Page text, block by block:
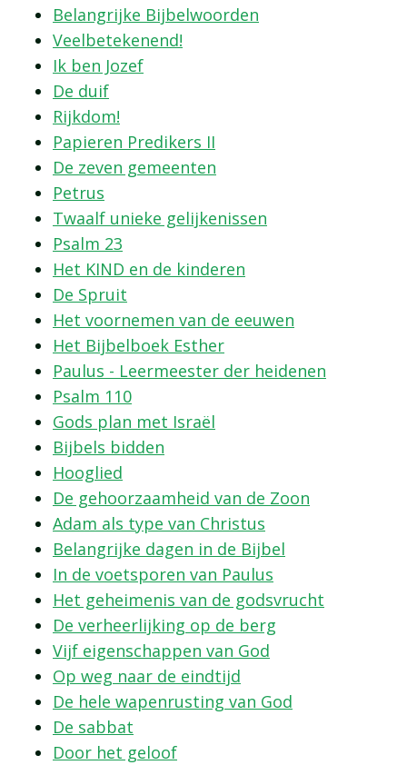
Belangrijke Bijbelwoorden
Veelbetekenend!
Ik ben Jozef
De duif
Rijkdom!
Papieren Predikers II
De zeven gemeenten
Petrus
Twaalf unieke gelijkenissen
Psalm 23
Het KIND en de kinderen
De Spruit
Het voornemen van de eeuwen
Het Bijbelboek Esther
Paulus - Leermeester der heidenen
Psalm 110
Gods plan met Israël
Bijbels bidden
Hooglied
De gehoorzaamheid van de Zoon
Adam als type van Christus
Belangrijke dagen in de Bijbel
In de voetsporen van Paulus
Het geheimenis van de godsvrucht
De verheerlijking op de berg
Vijf eigenschappen van God
Op weg naar de eindtijd
De hele wapenrusting van God
De sabbat
Door het geloof